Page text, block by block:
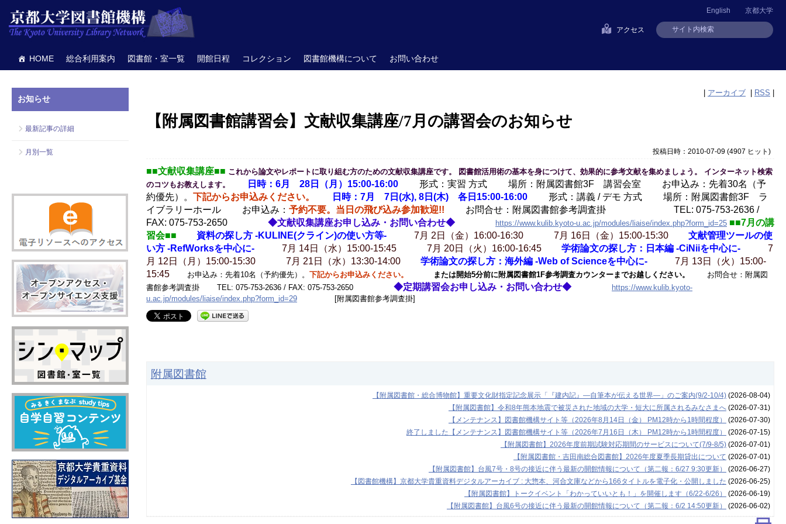
京都大学
English
アクセス
HOME 総合利用案内 図書館・室一覧 開館日程 コレクション 図書館機構について お問い合わせ
| アーカイブ | RSS |
【附属図書館講習会】文献収集講座/7月の講習会のお知らせ
投稿日時：2010-07-09(4907 ヒット )
■■文献収集講座■■ これから論文やレポートに取り組む方のための文献収集講座です。 図書館活用術の基本を身につけて、効果的に参考文献を集めましょう。 インターネット検索
のコツもお教えします。
日時：6月 28日（月）15:00-16:00 形式：実習 方式 場所：附属図書館3F 講習会室 お申込み：先着30名（予
約優先）。 下記からお申込みください。 日時：7月 7日(水), 8日(木) 各日15:00-16:00 形式：講義 / デモ 方式 場所：附属図書館3F ラ
イブラリーホール お申込み： 予約不要。当日の飛び込み参加歓迎!! お問合せ：附属図書館参考調査掛 TEL: 075-753-2636 /
FAX: 075-753-2650
◆文献収集講座お申し込み・お問い合わせ◆ https://www.kulib.kyoto-u.ac.jp/modules/liaise/index.php?form_id=25 ■■7月の講
習会■■
資料の探し方 -KULINE(クライン)の使い方等- 7月 2日（金）16:00-16:30 7月 16日（金）15:00-15:30
文献管理ツールの使
い方 -RefWorksを中心に-
7月 14日（水）15:00-15:45 7月 20日（火）16:00-16:45 学術論文の探し方：日本編 -CiNiiを中心に-
7
月 12日（月）15:00-15:30 7月 21日（水）13:30-14:00
学術論文の探し方：海外編 -Web of Scienceを中心に-
7月 13日（火）15:00-
15:45 お申込み：先着10名（予約優先）。 下記からお申込みください。 または開始5分前に附属図書館1F参考調査カウンターまでお越しください。
お問合せ：附属図
書館参考調査掛 TEL: 075-753-2636 / FAX: 075-753-2650 ◆定期講習会お申し込み・お問い合わせ◆
https://www.kulib.kyoto-
u.ac.jp/modules/liaise/index.php?form_id=29 [附属図書館参考調査掛]
附属図書館
【附属図書館・総合博物館】重要文化財指定記念展示「『建内記』―自筆本が伝える世界―」のご案内(9/2-10/4)(2026-08-04)
【附属図書館】令和8年熊本地震で被災された地域の大学・短大に所属されるみなさまへ(2026-07-31)
【メンテナンス】図書館機構サイト等（2026年8月14日（金） PM12時から1時間程度）
(2026-07-30)
終了しました【メンテナンス】図書館機構サイト等（2026年7月16日（木） PM12時から1時間程度）
(2026-07-15)
【附属図書館】2026年度前期試験対応期間のサービスについて(7/9-8/5)(2026-07-01)
【附属図書館・吉田南総合図書館】2026年度夏季長期貸出について (2026-07-01)
【附属図書館】台風7号・8号の接近に伴う最新の開館情報について（第二報：6/27 9:30更新）
(2026-06-27)
【図書館機構】京都大学貴重資料デジタルアーカイブ : 大惣本、河合文庫などから166タイトルを電子化・公開しました (2026-06-25)
【附属図書館】トークイベント「わかっていいとも！」を開催します（6/22-6/26）
(2026-06-19)
【附属図書館】台風6号の接近に伴う最新の開館情報について（第二報：6/2 14:50更新）
(2026-06-02)
お知らせ
最新記事の詳細
月別一覧